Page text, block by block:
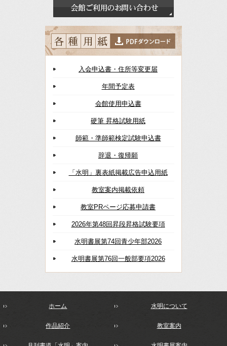
入会申込書・住所等変更届
年間予定表
会館使用申込書
硬筆 昇格試験用紙
師範・準師範検定試験申込書
辞退・復帰願
「水明」裏表紙掲載広告申込用紙
教室案内掲載依頼
教室PRページ応募申請書
2026年第48回昇段昇格試験要項
水明書展第74回青少年部2026
水明書展第76回一般部要項2026
ホーム 水明について
作品紹介 教室案内